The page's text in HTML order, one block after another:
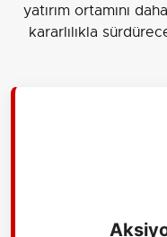
yatırım ortamını
kararlılıkla